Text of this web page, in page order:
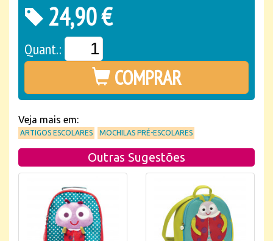
24,90 €
Quant.:
COMPRAR
Veja mais em:
ARTIGOS ESCOLARES MOCHILAS PRÉ-ESCOLARES
Outras Sugestões